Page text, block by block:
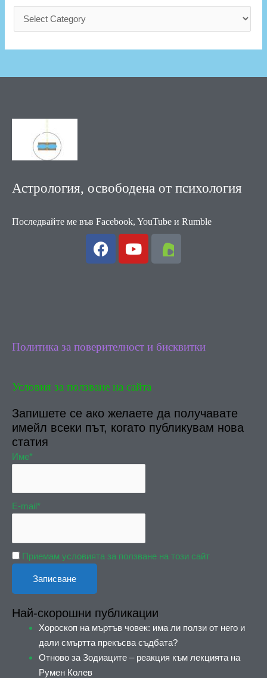
Астрология, освободена от психология
Последвайте ме във Facebook, YouTube и Rumble
F
a
k
Y
o
Политика за поверителност и бисквитки
Условия за ползване на сайта
Запишете се ако желаете да получавате
имейл всеки път, когато публикувам нова
статия
Име*
E-mail*
Приемам условията за ползване на този сайт
Най-скорошни публикации
Хороскоп на мъртъв човек: има ли ползи от него и
дали смъртта прекъсва съдбата?
Отново за Зодиаците – реакция към лекцията на
Румен Колев